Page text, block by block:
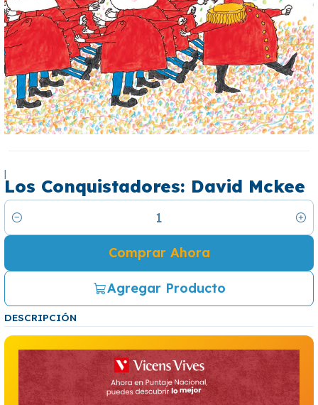
|
Los Conquistadores: David Mckee
Cantidad
Agregar Producto
Comprar Ahora
DESCRIPCIÓN